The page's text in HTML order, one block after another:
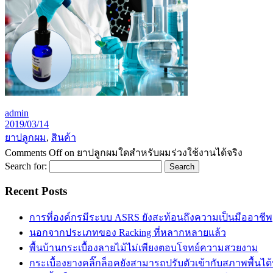
admin
2019/03/14
ยาปลูกผม, สินค้า
Comments Offon ยาปลูกผมใดสำหรับผมร่วงใช้งานได้จริง
Search for:
Recent Posts
การที่องค์กรมีระบบ ASRS ยังสะท้อนถึงความเป็นมืออาชีพ
นอกจากประเภทของ Racking ที่หลากหลายแล้ว
พื้นบ้านกระเบื้องลายไม้ไม่เพียงตอบโจทย์ความสวยงาม
กระเบื้องยางคลิ๊กล็อคยังสามารถปรับตัวเข้ากับสภาพพื้นไ